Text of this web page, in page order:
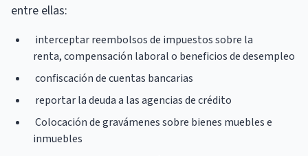
entre ellas:
interceptar reembolsos de impuestos sobre la
renta, compensación laboral o beneficios de desempleo
confiscación de cuentas bancarias
reportar la deuda a las agencias de crédito
Colocación de gravámenes sobre bienes muebles e
inmuebles